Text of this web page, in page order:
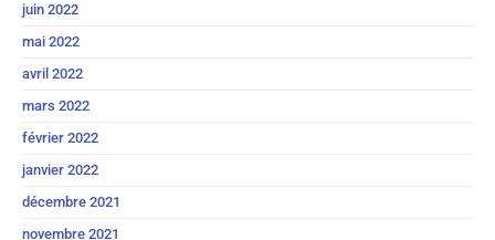
juin 2022
mai 2022
avril 2022
mars 2022
février 2022
janvier 2022
décembre 2021
novembre 2021